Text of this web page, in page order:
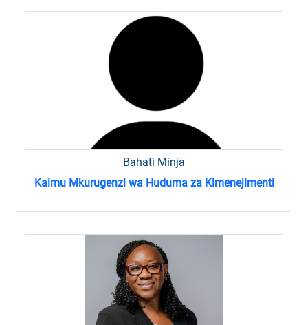
Bahati Minja
Kaimu Mkurugenzi wa Huduma za Kimenejimenti